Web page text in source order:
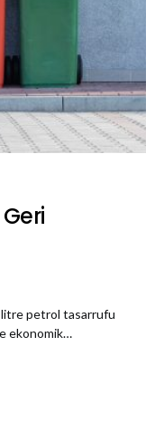
litre petrol tasarrufu
ekonomik…